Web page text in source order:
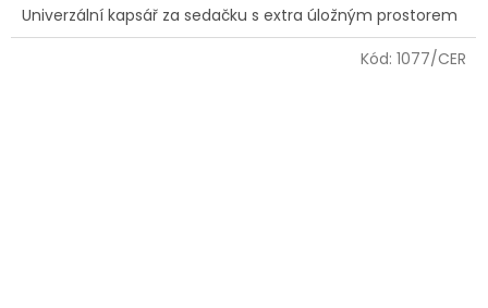
Univerzální kapsář za sedačku s extra úložným prostorem
Kód: 1077/CER